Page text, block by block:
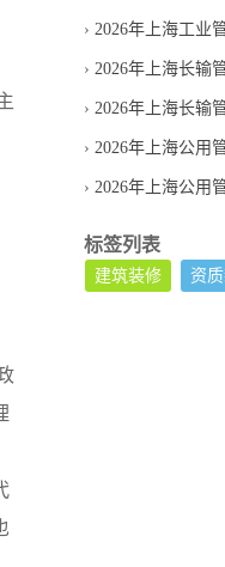
2026年上海工业管
2026年上海长输管
2026年上海长输管道
2026年上海公用管道
2026年上海公用管道
标签列表
建筑装修 资